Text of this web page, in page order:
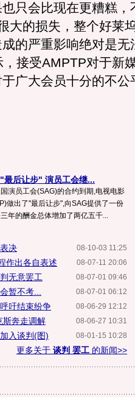
只会比现在更糟糕，
大的损失，整个好莱
的严重影响绝对是无
接受AMPTP对于新
广大会员十分的不公
最后让步" 演员工会继...
演员工会(SAG)的合约到期,电视电影
做出了"最后让步",向SAG提供了一份
年的酬金总体增加了两亿五千...
08-10-03 11:25
决
08-07-11 20:06
作出各自表述
08-07-01 09:46
无意罢工
08-07-01 06:12
暂不考...
08-06-29 12:12
吁结束纷争
08-06-27 10:31
斯奔走调解
08-01-15 10:28
入谈判(图)
更多关于 谈判 罢工 的新闻>>